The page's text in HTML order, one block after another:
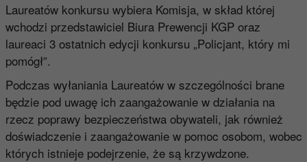
Laureatów konkursu wybiera Komisja, w skład której
wchodzi przedstawiciel Biura Prewencji KGP oraz
laureaci 3 ostatnich edycji konkursu „Policjant, który mi
pomógł”.
Podczas wyłaniania Laureatów w szczególności brane
będzie pod uwagę ich zaangażowanie w działania na
rzecz poprawy bezpieczeństwa obywateli, jak również
doświadczenie i zaangażowanie w pomoc osobom, wobec
których istnieje podejrzenie, że są krzywdzone.